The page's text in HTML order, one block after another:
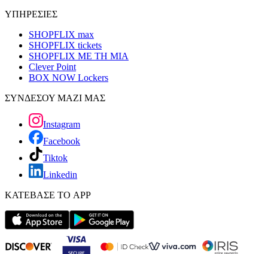
ΥΠΗΡΕΣΙΕΣ
SHOPFLIX max
SHOPFLIX tickets
SHOPFLIX ΜΕ ΤΗ ΜΙΑ
Clever Point
BOX NOW Lockers
ΣΥΝΔΕΣΟΥ ΜΑΖΙ ΜΑΣ
Instagram
Facebook
Tiktok
Linkedin
ΚΑΤΕΒΑΣΕ ΤΟ APP